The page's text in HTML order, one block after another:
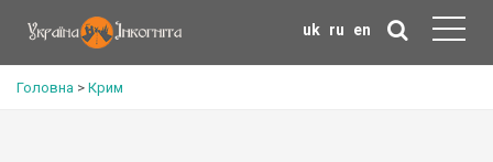
uk ru en
Головна > Крим